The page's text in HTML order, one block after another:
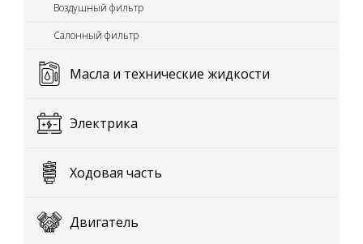
Воздушный фильтр
Салонный фильтр
Масла и технические жидкости
Электрика
Ходовая часть
Двигатель